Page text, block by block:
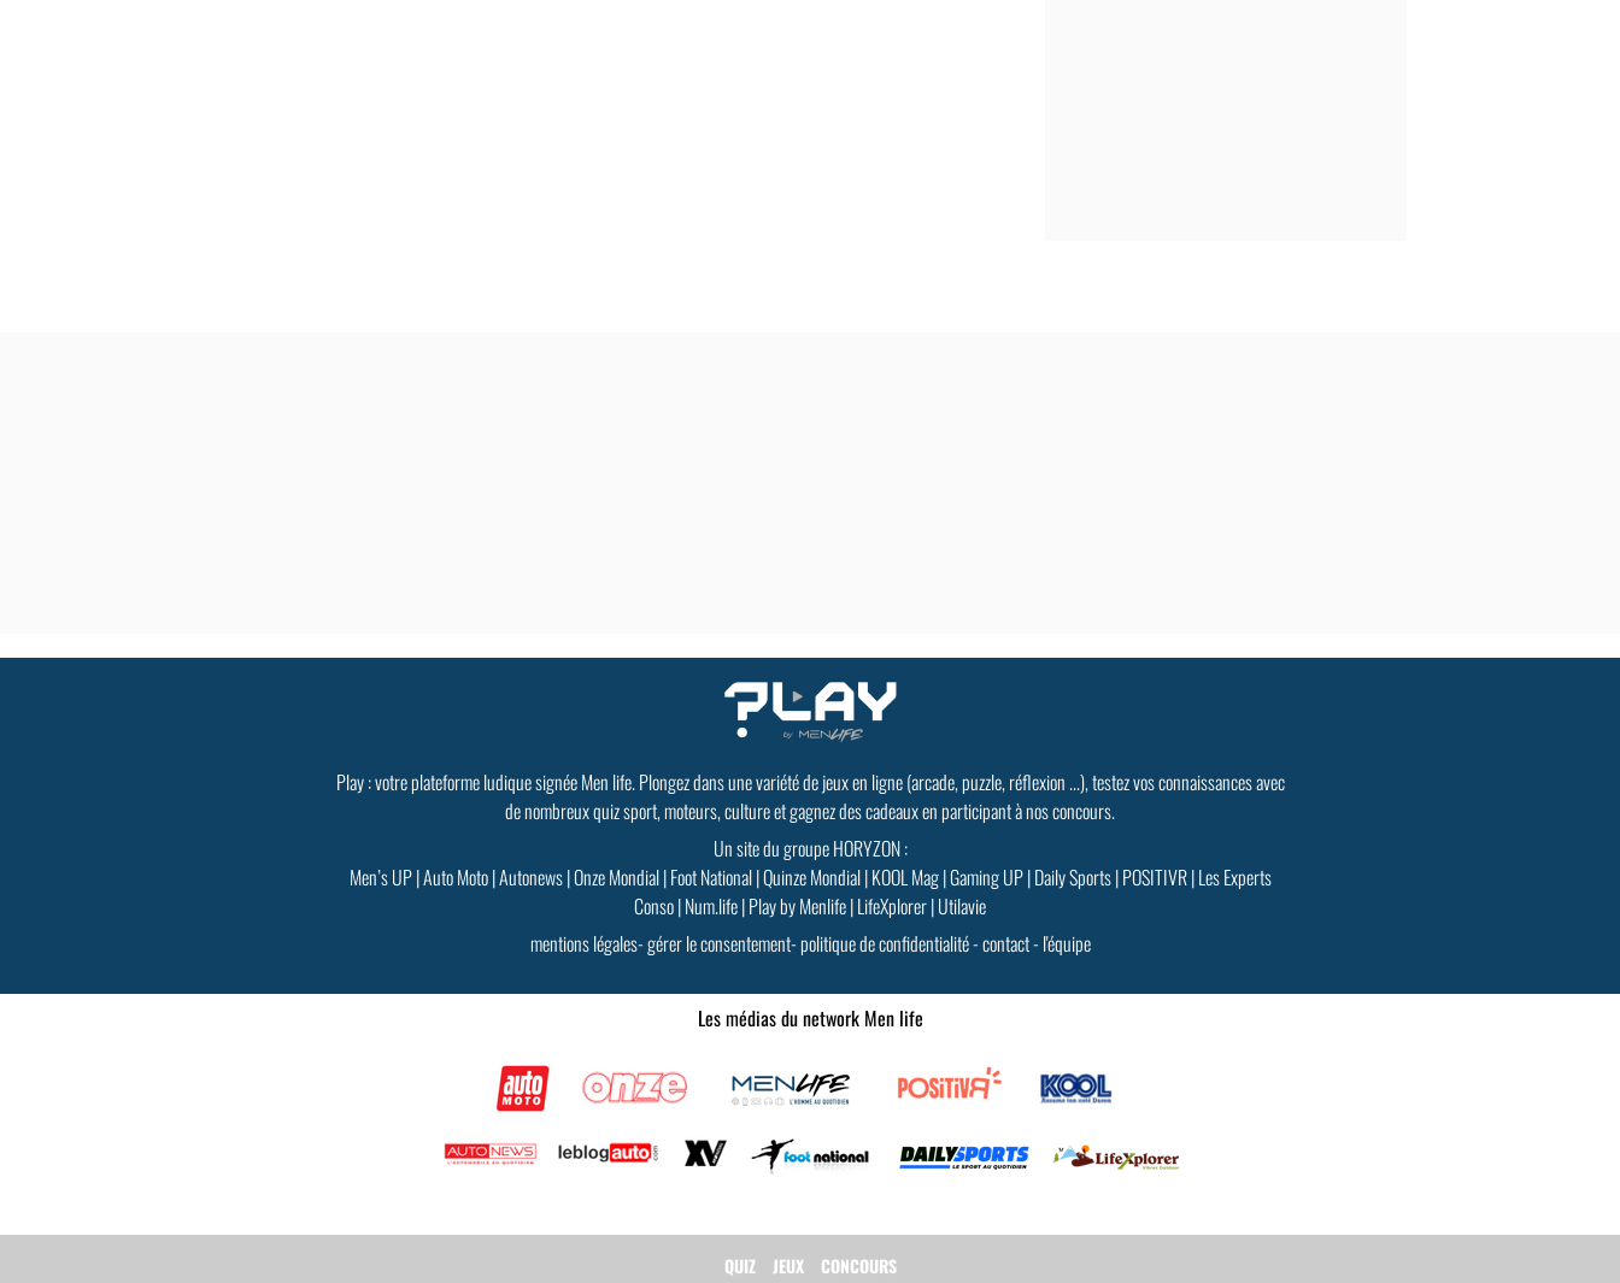
Play : votre plateforme ludique signée Men life. Plongez dans une variété de jeux en ligne (arcade, puzzle, réflexion ...), testez vos connaissances avec
de nombreux quiz sport, moteurs, culture et gagnez des cadeaux en participant à nos concours.
Un site du groupe HORYZON :
Men’s UP|Auto Moto|Autonews|Onze Mondial|Foot National|Quinze Mondial|KOOL Mag|Gaming UP|Daily Sports|POSITIVR|Les Experts
Conso|Num.life|Play by Menlife|LifeXplorer|Utilavie
mentions légales-gérer le consentement-politique de confidentialité-contact- l'équipe
Les médias du network Men life
QUIZ JEUX CONCOURS